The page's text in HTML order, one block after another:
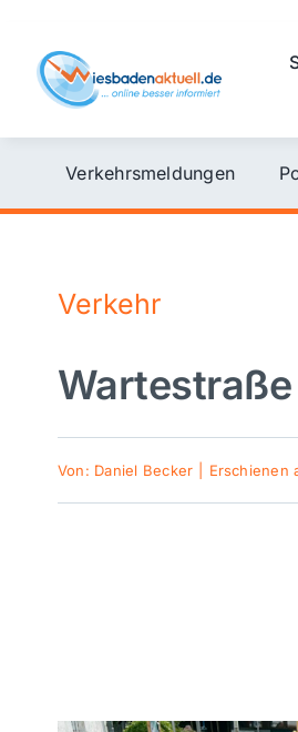
content
Verkehrsmeldungen
Verkehr
Von: Daniel Becker Erschienen